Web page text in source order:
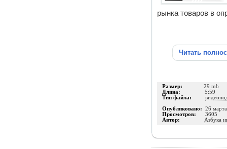
рынка товаров в
Читать
Размер: 29 mb
Длина: 5:59
Тип файла:
Опубликовано: 26
Просмотров: 3605
Автор: Азбука